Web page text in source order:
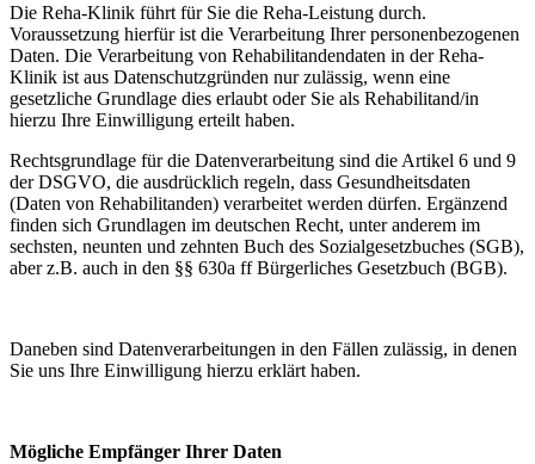
Die Reha-Klinik führt für Sie die Reha-Leistung durch.
Voraussetzung hierfür ist die Verarbeitung Ihrer personenbezogenen
Daten. Die Verarbeitung von Rehabilitandendaten in der Reha-
Klinik ist aus Datenschutzgründen nur zulässig, wenn eine
gesetzliche Grundlage dies erlaubt oder Sie als Rehabilitand/in
hierzu Ihre Einwilligung erteilt haben.
Rechtsgrundlage für die Datenverarbeitung sind die Artikel 6 und 9
der DSGVO, die ausdrücklich regeln, dass Gesundheitsdaten
(Daten von Rehabilitanden) verarbeitet werden dürfen. Ergänzend
finden sich Grundlagen im deutschen Recht, unter anderem im
sechsten, neunten und zehnten Buch des Sozialgesetzbuches (SGB),
aber z.B. auch in den §§ 630a ff Bürgerliches Gesetzbuch (BGB).
Daneben sind Datenverarbeitungen in den Fällen zulässig, in denen
Sie uns Ihre Einwilligung hierzu erklärt haben.
Mögliche Empfänger Ihrer Daten